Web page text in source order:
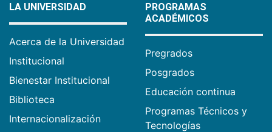
LA UNIVERSIDAD
Acerca de la Universidad
Institucional
Bienestar Institucional
Biblioteca
Internacionalización
PROGRAMAS
ACADÉMICOS
Pregrados
Posgrados
Educación continua
Programas Técnicos y
Tecnologías